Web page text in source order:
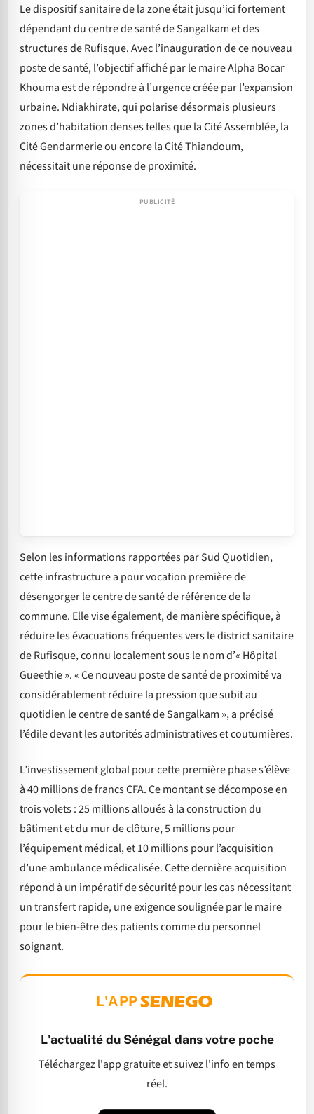
Le dispositif sanitaire de la zone était jusqu’ici fortement
dépendant du centre de santé de Sangalkam et des
structures de Rufisque. Avec l’inauguration de ce nouveau
poste de santé, l’objectif affiché par le maire Alpha Bocar
Khouma est de répondre à l’urgence créée par l’expansion
urbaine. Ndiakhirate, qui polarise désormais plusieurs
zones d’habitation denses telles que la Cité Assemblée, la
Cité Gendarmerie ou encore la Cité Thiandoum,
nécessitait une réponse de proximité.
Selon les informations rapportées par Sud Quotidien,
cette infrastructure a pour vocation première de
désengorger le centre de santé de référence de la
commune. Elle vise également, de manière spécifique, à
réduire les évacuations fréquentes vers le district sanitaire
de Rufisque, connu localement sous le nom d’« Hôpital
Gueethie ». « Ce nouveau poste de santé de proximité va
considérablement réduire la pression que subit au
quotidien le centre de santé de Sangalkam », a précisé
l’édile devant les autorités administratives et coutumières.
L’investissement global pour cette première phase s’élève
à 40 millions de francs CFA. Ce montant se décompose en
trois volets : 25 millions alloués à la construction du
bâtiment et du mur de clôture, 5 millions pour
l’équipement médical, et 10 millions pour l’acquisition
d’une ambulance médicalisée. Cette dernière acquisition
répond à un impératif de sécurité pour les cas nécessitant
un transfert rapide, une exigence soulignée par le maire
pour le bien-être des patients comme du personnel
soignant.
L'APP
L'actualité du Sénégal dans votre poche
Téléchargez l'app gratuite et suivez l'info en temps
réel.